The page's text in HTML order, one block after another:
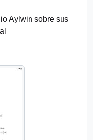
Aylwin sobre sus